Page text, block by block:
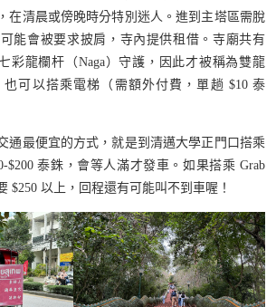
在清晨或傍晚時分特別迷人。進到主塔區需脫
能會被要求披肩，寺內提供租借。寺廟共有
彩龍欄杆（Naga）守護，因此才被稱為雙龍
可以搭乘電梯（需額外付費，單趟 $10 泰
通最便宜的方式，就是到清邁大學正門口搭乘
$200 泰銖，會等人滿才發車。如果搭乘 Grab
$250 以上，回程還有可能叫不到車喔！